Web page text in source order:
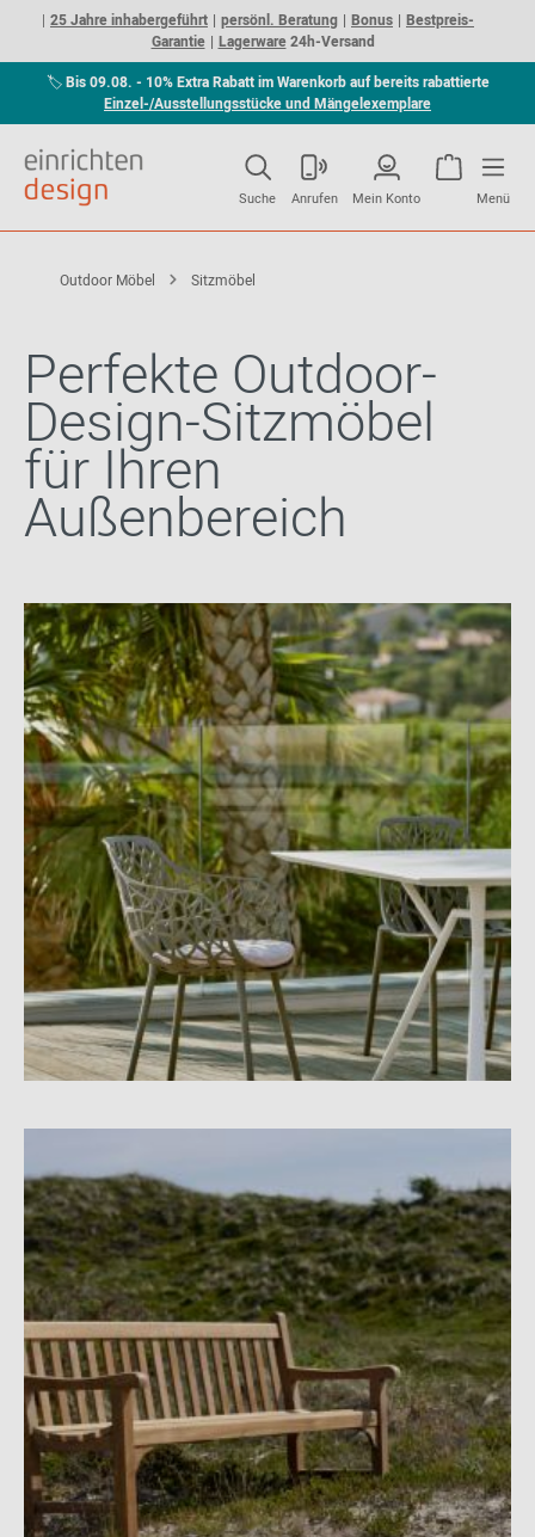
25 Jahre inhabergeführt persönl. Beratung Bonus
Bestpreis-
Garantie
Lagerware24h-Versand
🏷Bis 09.08. - 10% Extra Rabatt im Warenkorb auf bereits rabattierte
Einzel-/Ausstellungsstücke und Mängelexemplare
Suche Anrufen Mein Konto Menü
Outdoor Möbel Sitzmöbel
Perfekte Outdoor-
Design-Sitzmöbel
für Ihren
Außenbereich